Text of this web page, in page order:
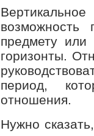
предмету или
горизонты.
период,
отношения.
Нужно